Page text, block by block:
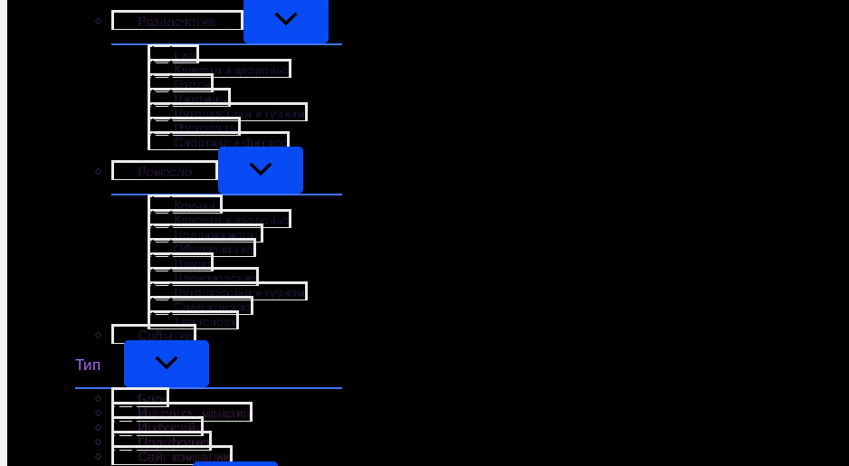
Развлечения
Еда
Красота и здоровье
Отели
Питомцы
Путешествия и туризм
Рестораны
Спортзал и фитнес
Ремесло
Коучинг
Красота и здоровье
Недвижимость
Образование
Право
Производство
Путешествия и туризм
Садоводство
Транспорт
События
Тип
Блог
Интернет-магазин
Инфосайт
Портфолио
Сайт компании